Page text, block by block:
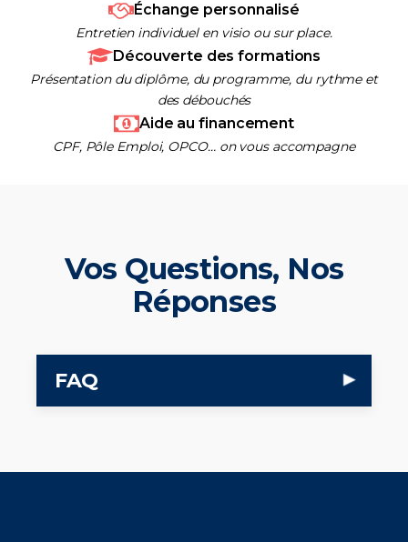
Échange personnalisé
Entretien individuel en visio ou sur place.
Découverte des formations
Présentation du diplôme, du programme, du rythme et
des débouchés
Aide au financement
CPF, Pôle Emploi, OPCO… on vous accompagne
Vos Questions, Nos
Réponses
FAQ ▾